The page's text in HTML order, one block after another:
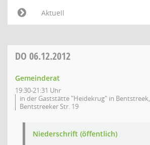
Aktuell
DO 06.12.2012
Gemeinderat
19:30-21:31 Uhr
in der Gaststätte "Heidekrug" in Bentstreek,
Bentstreeker Str. 19
Niederschrift (öffentlich)